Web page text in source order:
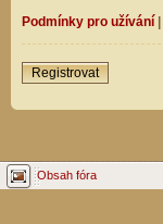
Podmínky pro užívání |
Registrovat
Obsah fóra